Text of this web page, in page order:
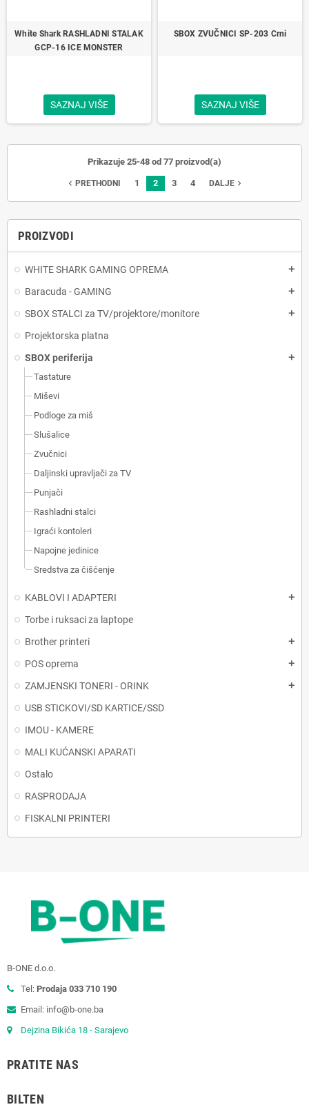
PROIZVODI
WHITE SHARK GAMING OPREMA add
Baracuda - GAMING add
SBOX STALCI za TV/projektore/monitore add
Projektorska platna
SBOX periferija
add
Tastature
Miševi
Podloge za miš
Slušalice
Zvučnici
Daljinski upravljači za TV
Punjači
Rashladni stalci
Igraći kontoleri
Napojne jedinice
Sredstva za čišćenje
KABLOVI I ADAPTERI add
Torbe i ruksaci za laptope
Brother printeri
add
POS oprema add
ZAMJENSKI TONERI - ORINK add
USB STICKOVI/SD KARTICE/SSD
IMOU - KAMERE
MALI KUĆANSKI APARATI
Ostalo
RASPRODAJA
FISKALNI PRINTERI
White Shark RASHLADNI STALAK
GCP-16 ICE MONSTER
SAZNAJ VIŠE
SBOX ZVUČNICI SP-203 Crni
SAZNAJ VIŠE
Prikazuje 25-48 od 77 proizvod(a)
navigate_before PRETHODNI 1 2 3 4 DALJEnavigate_next
B-ONE d.o.o.
Tel: Prodaja 033 710 190
Email: info@b-one.ba
Dejzina Bikića 18 - Sarajevo
PRATITE NAS
BILTEN